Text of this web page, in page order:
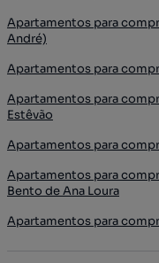
Apartamentos para
André)
Apartamentos para
Apartamentos para
Estêvão
Apartamentos para
Apartamentos para
Bento de Ana Loura
Apartamentos para